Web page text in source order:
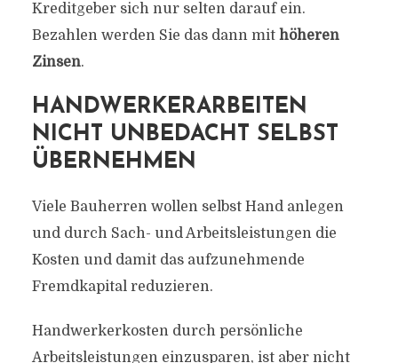
Kreditgeber sich nur selten darauf ein.
Bezahlen werden Sie das dann mit höheren
Zinsen.
HANDWERKERARBEITEN
NICHT UNBEDACHT SELBST
ÜBERNEHMEN
Viele Bauherren wollen selbst Hand anlegen
und durch Sach- und Arbeitsleistungen die
Kosten und damit das aufzunehmende
Fremdkapital reduzieren.
Handwerkerkosten durch persönliche
Arbeitsleistungen einzusparen, ist aber nicht